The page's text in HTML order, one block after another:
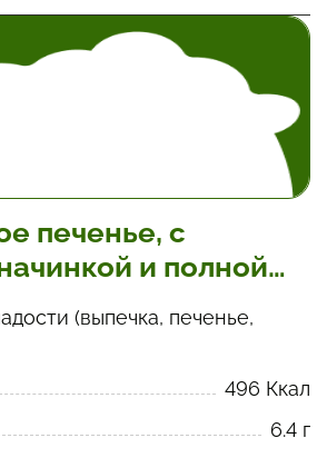
печенье, с
и полной
(выпечка, печенье,
496 Ккал
6.4 г